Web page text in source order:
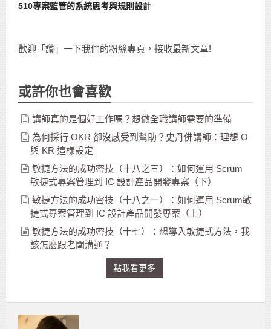
510專案監管的系統思考與規則設計
歡迎「讚」一下我們的粉絲專頁，接收最新文章!
或許你也會喜歡
講師真的是個好工作嗎？想做全職講師需要的準備
為何採行 OKR 卻沒感受到幫助？史丹佛講師：理想 O
與 KR 這樣設定
敏捷方法的成功密技（十八之三）：如何運用 Scrum
敏捷式專案管理到 IC 設計產品開發專案（下）
敏捷方法的成功密技（十八之一）：如何運用 Scrum敏
捷式專案管理到 IC 設計產品開發專案（上）
敏捷方法的成功密技（十七）：想導入敏捷式方法，我
該怎麼跟老闆溝通？
點我看更多